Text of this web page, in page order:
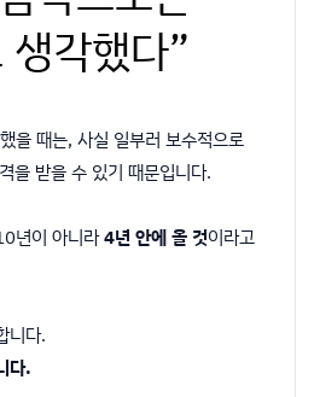
각했다”
을 때는, 사실 일부러 보수적으로
을 받을 수 있기 때문입니다.
년이 아니라4년 안에 올 것이라고
니다.
다.